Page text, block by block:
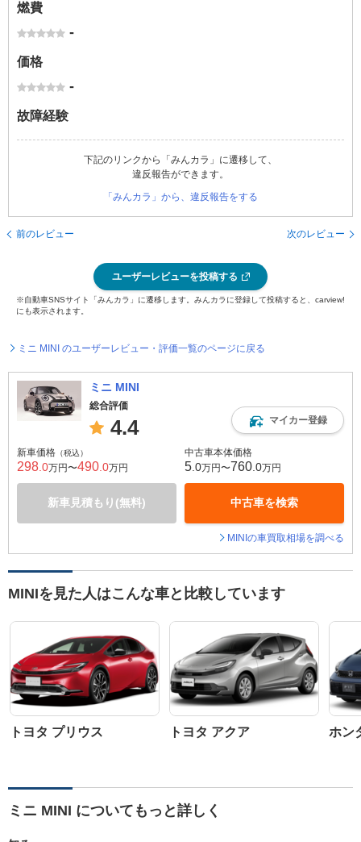
燃費
-
価格
-
故障経験
下記のリンクから「みんカラ」に遷移して、
違反報告ができます。
「みんカラ」から、違反報告をする
前のレビュー 次のレビュー
ユーザーレビューを投稿する
※自動車SNSサイト「みんカラ」に遷移します。みんカラに登録して投稿すると、carview!
にも表示されます。
ミニ MINI のユーザーレビュー・評価一覧のページに戻る
ミニ MINI
総合評価
4.4 マイカー登録
新車価格 （税込）
298 .0万円〜490 .0万円
新車見積もり(無料)
中古車本体価格
5 .0万円〜760 .0万円
中古車を検索
MINIの車買取相場を調べる
MINIを見た人はこんな車と比較しています
トヨタ プリウス トヨタ アクア ホン
ミニ MINI についてもっと詳しく